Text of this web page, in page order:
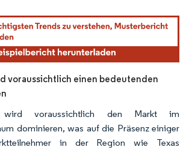
Wiederverwendung erfordert Namensnennung gemäß
voraussichtlich einen bedeutenden
wird voraussichtlich den Markt im
dominieren, was auf die Präsenz einiger
in der Region wie Texas